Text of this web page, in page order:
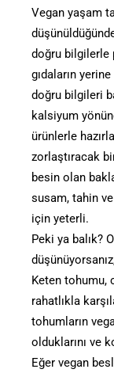
Vegan yaşam
doğru bilgilerle
gıdaların
doğru bilgileri
kalsiyum
ürünlerle
zorlaştıracak
besin olan
susam, tahin ve
için yeterli.
Peki ya balık?
Keten tohumu,
rahatlıkla
tohumların
olduklarını ve
Eğer vegan